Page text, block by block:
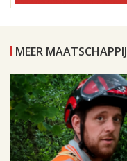
MEER MAATSCHAPPIJ